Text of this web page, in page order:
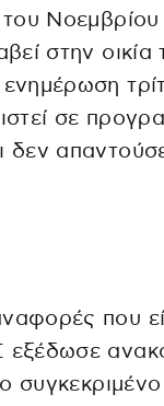
του
στην
σε
δεν
που